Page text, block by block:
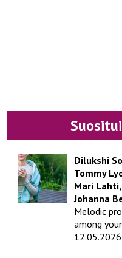
Dilukshi
Tommy
Mari Lahti,
Johanna
Melodic
among
12.05.2026